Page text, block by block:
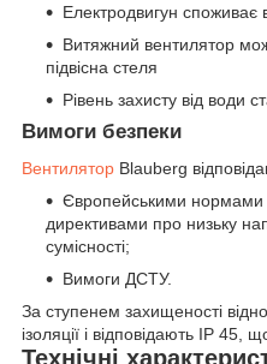
Електродвигун споживає
Витяжний вентилятор
підвісна стеля
Рівень захисту від води
Вимоги безпеки
Вентилятор Blauberg
Європейськими нормами
директивами про низьку
сумісності;
Вимоги ДСТУ.
За ступенем захищеності
ізоляції і відповідають IP 45,
Технічні